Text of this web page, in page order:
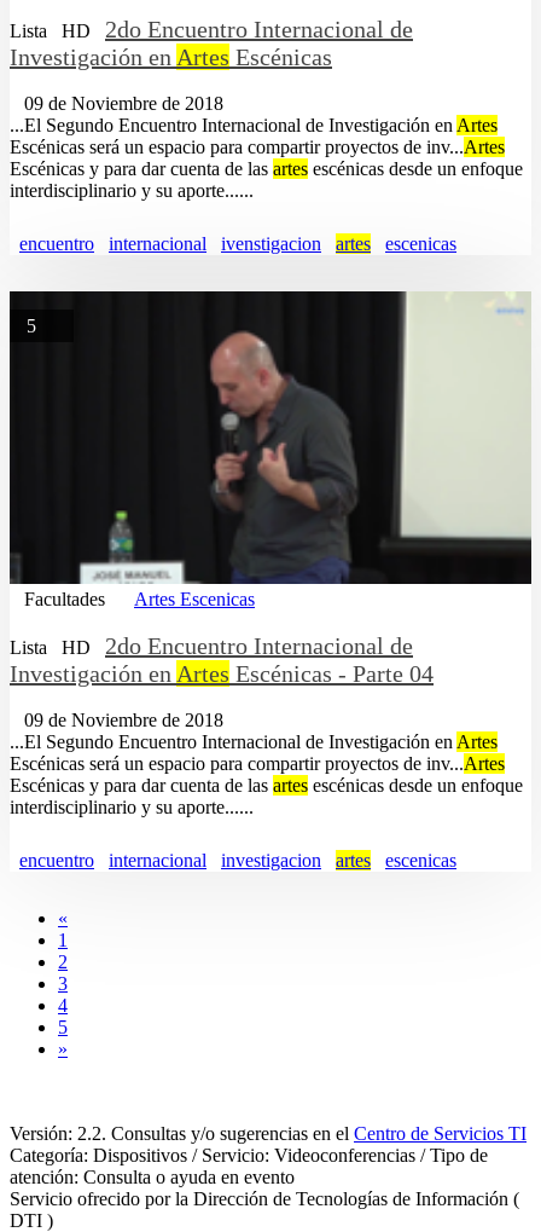
Lista HD
2do Encuentro Internacional de
Investigación enArtes Escénicas
09 de Noviembre de 2018
...El Segundo Encuentro Internacional de Investigación enArtes
Escénicas será un espacio para compartir proyectos de inv...Artes
Escénicas y para dar cuenta de las artes escénicas desde un enfoque
interdisciplinario y su aporte......
encuentro internacional ivenstigacion artes escenicas
5
Facultades Artes Escenicas
Lista HD
2do Encuentro Internacional de
Investigación en Artes Escénicas - Parte 04
09 de Noviembre de 2018
...El Segundo Encuentro Internacional de Investigación en Artes
Escénicas será un espacio para compartir proyectos de inv...Artes
Escénicas y para dar cuenta de las artes escénicas desde un enfoque
interdisciplinario y su aporte......
encuentro internacional investigacion artes escenicas
«
1
2
3
4
5
»
Versión: 2.2. Consultas y/o sugerencias en el Centro de Servicios TI
Categoría: Dispositivos / Servicio: Videoconferencias / Tipo de
atención: Consulta o ayuda en evento
Servicio ofrecido por la Dirección de Tecnologías de Información (
DTI )